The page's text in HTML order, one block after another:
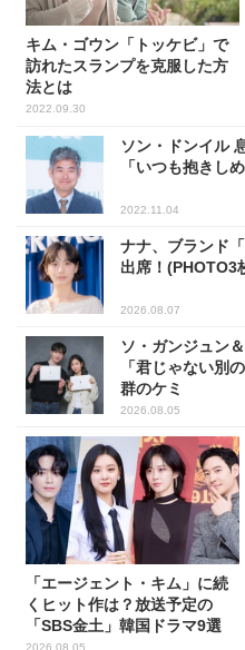
キム・ゴウン「トッケビ」で
訪れたスランプを克服した方
法とは
2022.09.30
ソン・ドンイル
「いつも抱きし
2022.11.04
ナナ、ブランド
出席！(PHOTO3
2026.08.07
ソ・ガンジュン
「君じゃない別
群のケミ
2026.08.05
「エージェント・キム」に続
くヒット作は？放送予定の
「SBS金土」韓国ドラマ9選
2026.08.05